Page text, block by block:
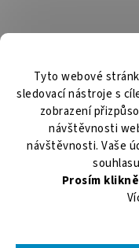
Tyto webové
sledovací nástroje s
zobrazení
návštěvnosti
návštěvnosti. Vaše
Prosím